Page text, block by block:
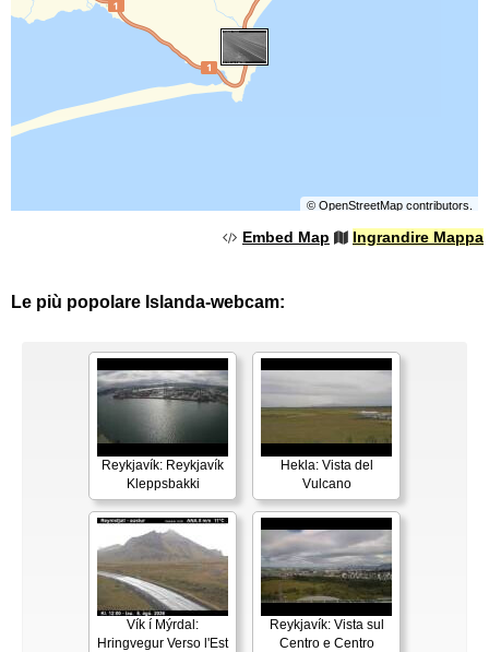
© OpenStreetMapcontributors.
Embed Map Ingrandire Mappa
Le più popolare Islanda-webcam:
Reykjavík: Reykjavík
Kleppsbakki
Hekla: Vista del
Vulcano
Vík í Mýrdal:
Hringvegur Verso l'Est
Reykjavík: Vista sul
Centro e Centro